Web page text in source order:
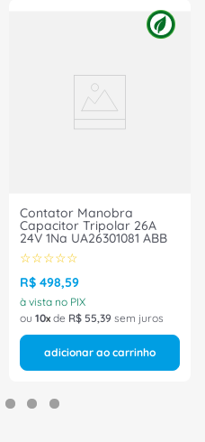
Contator Manobra
Capacitor Tripolar 26A
24V 1Na UA26301081 ABB
☆☆☆☆☆
R$ 498,59
à vista no PIX
ou 10 de R$ 55,39 sem juros
adicionar ao carrinho